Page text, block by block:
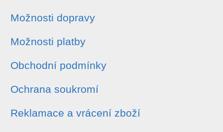
Možnosti dopravy
Možnosti platby
Obchodní podmínky
Ochrana soukromí
Reklamace a vrácení zboží